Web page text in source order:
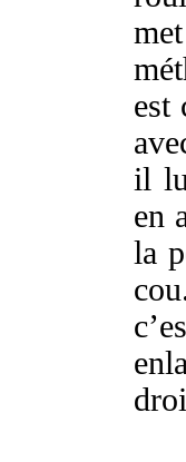
met
est
il
en
la
cou